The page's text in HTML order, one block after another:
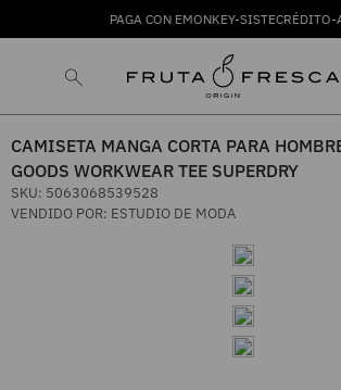
PAGA CON EMONKEY-SISTECRÉDITO-
CAMISETA MANGA CORTA PARA
GOODS WORKWEAR TEE SUPERDRY
SKU: 5063068539528
VENDIDO POR: ESTUDIO DE MODA